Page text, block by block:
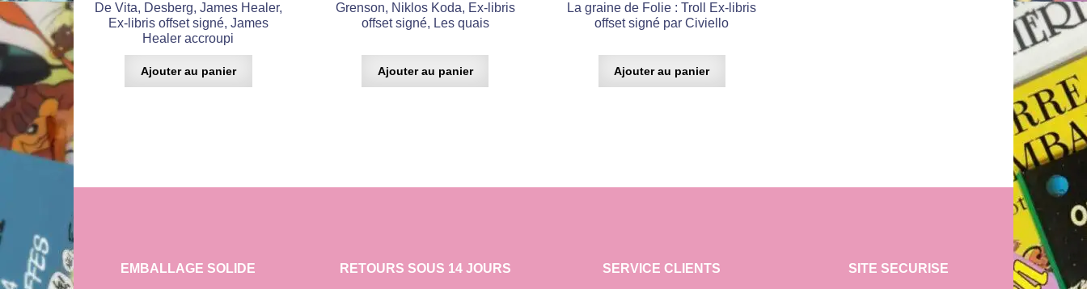
De Vita, Desberg, James Healer,
Ex-libris offset signé, James
Healer accroupi
Ajouter au panier
Grenson, Niklos Koda, Ex-libris
offset signé, Les quais
Ajouter au panier
La graine de Folie : Troll Ex-libris
offset signé par Civiello
Ajouter au panier
EMBALLAGE SOLIDE RETOURS SOUS 14 JOURS SERVICE CLIENTS SITE SECURISE